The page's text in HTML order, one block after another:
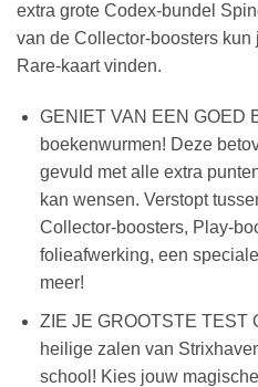
extra grote Codex-bundel
van de Collector-boosters
Rare-kaart vinden.
GENIET VAN EEN GOED
boekenwurmen! Deze
gevuld met alle extra
kan wensen. Verstopt
Collector-boosters, Play-
folieafwerking, een
meer!
ZIE JE GROOTSTE TEST
heilige zalen van
school! Kies jouw